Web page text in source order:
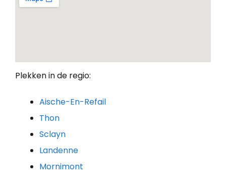
Plekken in de regio:
Aische-En-Refail
Thon
Sclayn
Landenne
Mornimont